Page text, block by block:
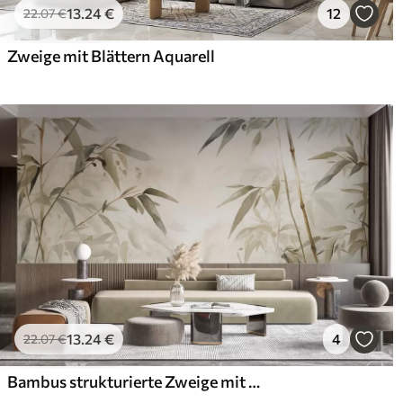
65.0039.00 €/m² 81
22.07€13.24€ 12
Zweige mit Blättern Aquarell
22.07€13.24€ 4
Bambus strukturierte Zweige mit Blättern in einem Aquarell-Stil, weiche neutrale Farbpalette, hellbeige Hintergrund